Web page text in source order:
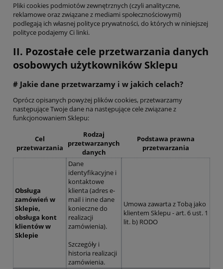
Pliki cookies podmiotów zewnętrznych (czyli analityczne,
reklamowe oraz związane z mediami społecznościowymi)
podlegają ich własnej polityce prywatności, do których w niniejszej
polityce podajemy Ci linki.
II. Pozostałe cele przetwarzania danych
osobowych użytkowników Sklepu
# Jakie dane przetwarzamy i w jakich celach?
Oprócz opisanych powyżej plików cookies, przetwarzamy
następujące Twoje dane na następujące cele związane z
funkcjonowaniem Sklepu:
Cel
przetwarzania
Rodzaj
przetwarzanych
danych
Podstawa prawna
przetwarzania
Obsługa
zamówień w
Sklepie,
obsługa kont
klientów w
Sklepie
Dane
identyfikacyjne i
kontaktowe
klienta (adres e-
mail i inne dane
konieczne do
realizacji
zamówienia).
Szczegóły i
historia realizacji
zamówienia.
Umowa zawarta z Tobą jako
klientem Sklepu - art. 6 ust. 1
lit. b) RODO